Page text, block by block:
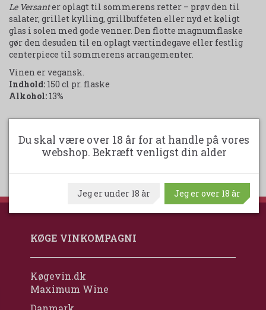
Le Versanter oplagt til sommerens retter – prøv den til
salater, grillet kylling, grillbuffeten eller nyd et køligt
glas i solen med gode venner. Den flotte magnumflaske
gør den desuden til en oplagt værtindegave eller festlig
centerpiece til sommerens arrangementer.
Vinen er vegansk.
Indhold: 150 cl pr. flaske
Alkohol: 13%
KØGE VINKOMPAGNI
Køgevin.dk
Maximum Wine
Du skal være over 18 år for at handle på vores
webshop. Bekræft venligst din alder
Jeg er under 18 år Jeg er over 18 år